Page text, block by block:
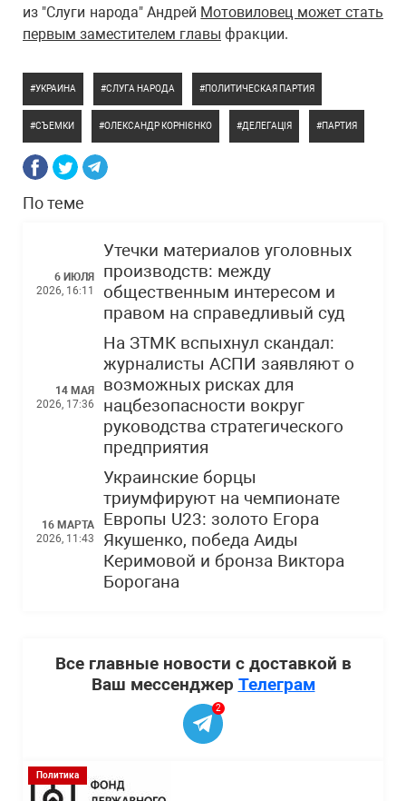
из "Слуги народа" Андрей Мотовиловец может стать
первым заместителем главы фракции.
УКРАИНА СЛУГА НАРОДА ПОЛИТИЧЕСКАЯ ПАРТИЯ
СЪЕМКИ ОЛЕКСАНДР КОРНІЄНКО ДЕЛЕГАЦІЯ ПАРТИЯ
По теме
6 ИЮЛЯ
2026, 16:11
Утечки материалов уголовных
производств: между
общественным интересом и
правом на справедливый суд
14 МАЯ
2026, 17:36
На ЗТМК вспыхнул скандал:
журналисты АСПИ заявляют о
возможных рисках для
нацбезопасности вокруг
руководства стратегического
предприятия
16 МАРТА
2026, 11:43
Украинские борцы
триумфируют на чемпионате
Европы U23: золото Егора
Якушенко, победа Аиды
Керимовой и бронза Виктора
Борогана
Все главные новости с доставкой в
Ваш мессенджер Телеграм
2
Политика